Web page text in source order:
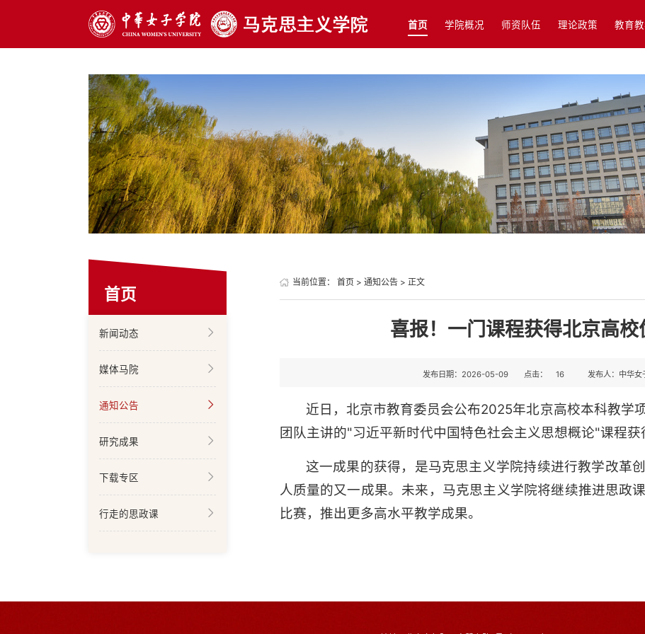
首页 学院概况 师资队伍 理论政策 教育
首页
新闻动态
媒体马院
通知公告
研究成果
下载专区
行走的思政课
当前位置：首页 >通知公告 >正文
喜报！一门课程获得北京高
发布日期：2026-05-09 点击： 16 发布人：中华
近日，北京市教育委员会公布2025年北京高校本科教学
团队主讲的"习近平新时代中国特色社会主义思想概论"课程获
这一成果的获得，是马克思主义学院持续进行教学改革
人质量的又一成果。未来，马克思主义学院将继续推进思政
比赛，推出更多高水平教学成果。